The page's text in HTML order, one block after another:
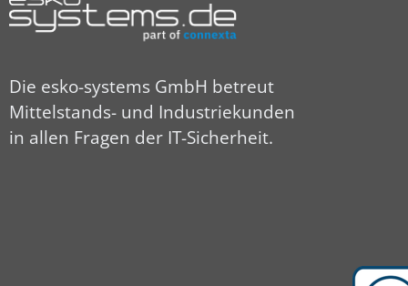
Die esko-systems GmbH betreut
Mittelstands- und Industriekunden
in allen Fragen der IT-Sicherheit.